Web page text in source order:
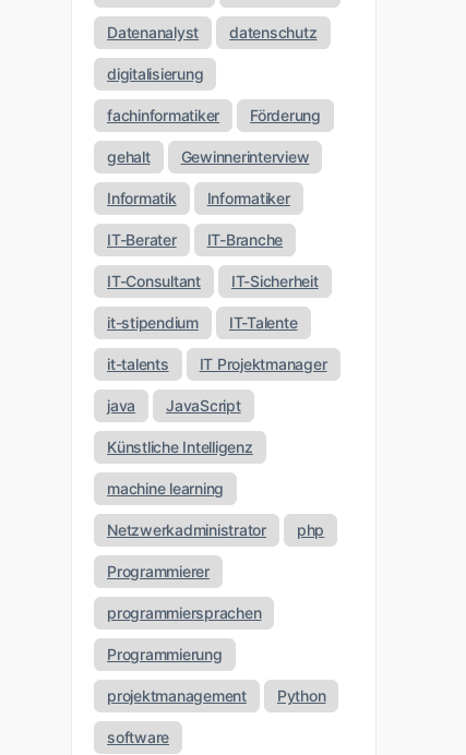
Datenanalyst datenschutz
digitalisierung
fachinformatiker Förderung
gehalt Gewinnerinterview
Informatik Informatiker
IT-Berater IT-Branche
IT-Consultant IT-Sicherheit
it-stipendium IT-Talente
it-talents IT Projektmanager
java JavaScript
Künstliche Intelligenz
machine learning
Netzwerkadministrator php
Programmierer
programmiersprachen
Programmierung
projektmanagement Python
software